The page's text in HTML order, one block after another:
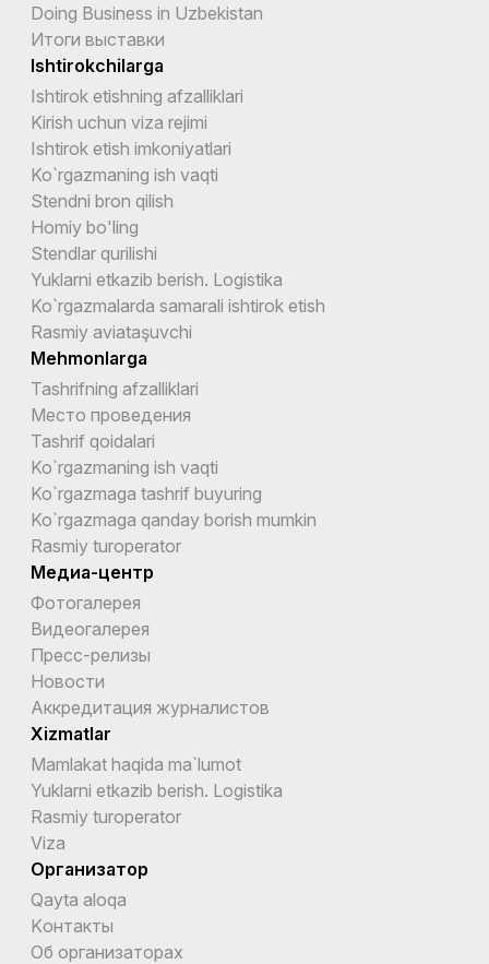
Doing Business in Uzbekistan
Итоги выставки
Ishtirokchilarga
Ishtirok etishning afzalliklari
Kirish uchun viza rejimi
Ishtirok etish imkoniyatlari
Ko`rgazmaning ish vaqti
Stendni bron qilish
Homiy bo'ling
Stendlar qurilishi
Yuklarni etkazib berish. Logistika
Ko`rgazmalarda samarali ishtirok etish
Rasmiy aviataşuvchi
Mehmonlarga
Tashrifning afzalliklari
Место проведения
Tashrif qoidalari
Ko`rgazmaning ish vaqti
Ko`rgazmaga tashrif buyuring
Ko`rgazmaga qanday borish mumkin
Rasmiy turoperator
Медиа-центр
Фотогалерея
Видеогалерея
Пресс-релизы
Новости
Аккредитация журналистов
Xizmatlar
Mamlakat haqida ma`lumot
Yuklarni etkazib berish. Logistika
Rasmiy turoperator
Viza
Организатор
Qayta aloqa
Kонтакты
Об организаторах